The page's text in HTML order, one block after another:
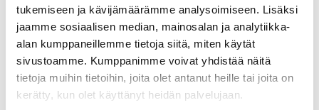
tukemiseen ja kävijämäärämme analysoimiseen. Lisäksi
jaamme sosiaalisen median, mainosalan ja analytiikka-
alan kumppaneillemme tietoja siitä, miten käytät
sivustoamme. Kumppanimme voivat yhdistää näitä
tietoja muihin tietoihin, joita olet antanut heille tai joita on
kerätty, kun olet käyttänyt heidän palvelujaan.
Maailman judopäivää on vietetty vuodesta 2011, jolloin
teemana oli kunnioitus. Tänä vuonna teemana on